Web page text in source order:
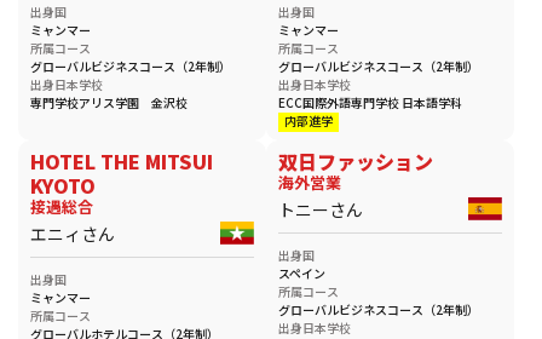
出身国
ミャンマー
所属コース
グローバルビジネスコース（2年制）
出身日本学校
専門学校アリス学園 金沢校
出身国
ミャンマー
所属コース
グローバルビジネスコース（2年制）
出身日本学校
ECC国際外語専門学校 日本語学科
内部進学
HOTEL THE MITSUI
KYOTO
接遇総合
エニィさん
出身国
ミャンマー
所属コース
グローバルホテルコース（2年制）
双日ファッション
海外営業
トニーさん
出身国
スペイン
所属コース
グローバルビジネスコース（2年制）
出身日本学校